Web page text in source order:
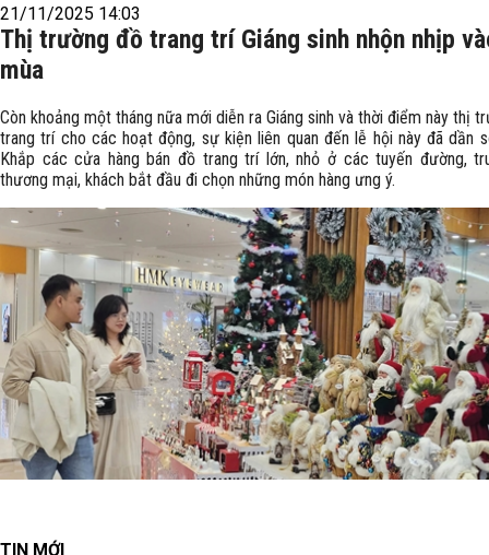
21/11/2025 14:03
Thị trường đồ trang trí Giáng sinh nhộn nhịp
mùa
Còn khoảng một tháng nữa mới diễn ra Giáng sinh và thời điểm này thị
trang trí cho các hoạt động, sự kiện liên quan đến lễ hội này đã dần
Khắp các cửa hàng bán đồ trang trí lớn, nhỏ ở các tuyến đường,
thương mại, khách bắt đầu đi chọn những món hàng ưng ý.
TIN MỚI